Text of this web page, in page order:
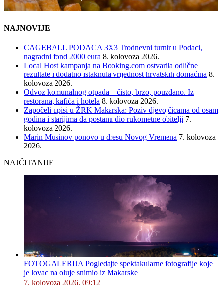
NAJNOVIJE
CAGEBALL PODACA 3X3 Trodnevni turnir u Podaci,
nagradni fond 2000 eura 8. kolovoza 2026.
Local Host kampanja na Booking.com ostvarila odlične
rezultate i dodatno istaknula vrijednost hrvatskih domaćina 8.
kolovoza 2026.
Odvoz komunalnog otpada – čisto, brzo, pouzdano. Iz
restorana, kafića i hotela 8. kolovoza 2026.
Započeli upisi u ŽRK Makarska: Poziv djevojčicama od osam
godina i starijima da postanu dio rukometne obitelji 7.
kolovoza 2026.
Marin Musinov ponovo u dresu Novog Vremena 7. kolovoza
2026.
NAJČITANIJE
FOTOGALERIJA Pogledajte spektakularne fotografije koje
je lovac na oluje snimio iz Makarske
7. kolovoza 2026. 09:12